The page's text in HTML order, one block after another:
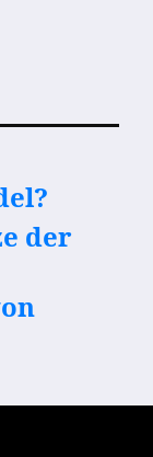
der